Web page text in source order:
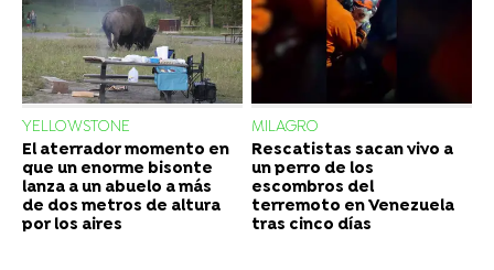
YELLOWSTONE
El aterrador momento en
que un enorme bisonte
lanza a un abuelo a más
de dos metros de altura
por los aires
MILAGRO
Rescatistas sacan vivo a
un perro de los
escombros del
terremoto en Venezuela
tras cinco días